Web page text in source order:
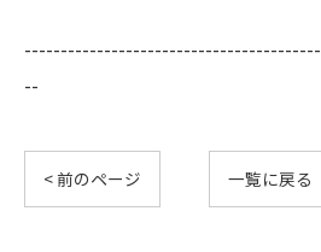
--
< 前のページ 一覧に戻る